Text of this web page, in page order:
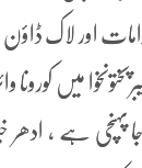
اور لاک
کی تعداد 993 تک جا